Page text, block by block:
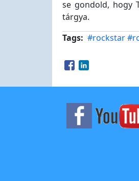
se gondold, hogy
tárgya.
Tags #rockstar
Opens in a new
Opens in a